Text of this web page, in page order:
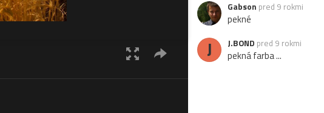
Gabson pred 9 rokmi
pekné
J J.BOND pred 9 rokmi
pekná farba ...